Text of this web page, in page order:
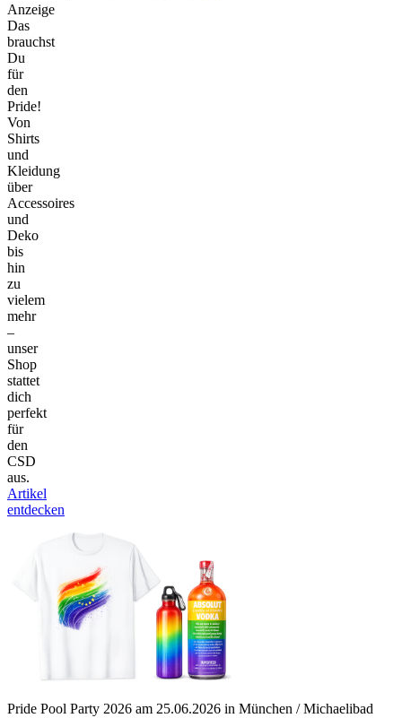
Anzeige
Das
brauchst
Du
für
den
Pride!
Von
Shirts
und
Kleidung
über
Accessoires
und
Deko
bis
hin
zu
vielem
mehr
–
unser
Shop
stattet
dich
perfekt
für
den
CSD
aus.
Artikel
entdecken
Pride Pool Party 2026 am 25.06.2026 in München / Michaelibad